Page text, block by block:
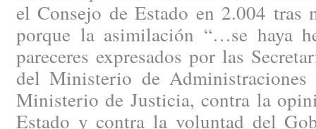
el Consejo de Estado en 2.004 tras
porque la asimilación “…se haya
pareceres expresados por las
del Ministerio de
Ministerio de Justicia, contra la
Estado y contra la voluntad del